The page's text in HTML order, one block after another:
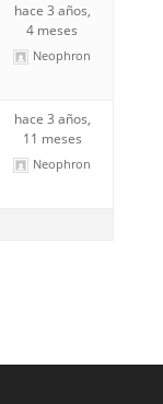
hace 3 años,
4 meses
Neophron
hace 3 años,
11 meses
Neophron